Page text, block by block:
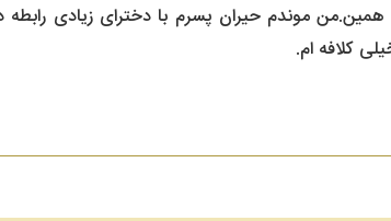
موندم حیران پسرم با دخترای زیادی
کلافه ام.